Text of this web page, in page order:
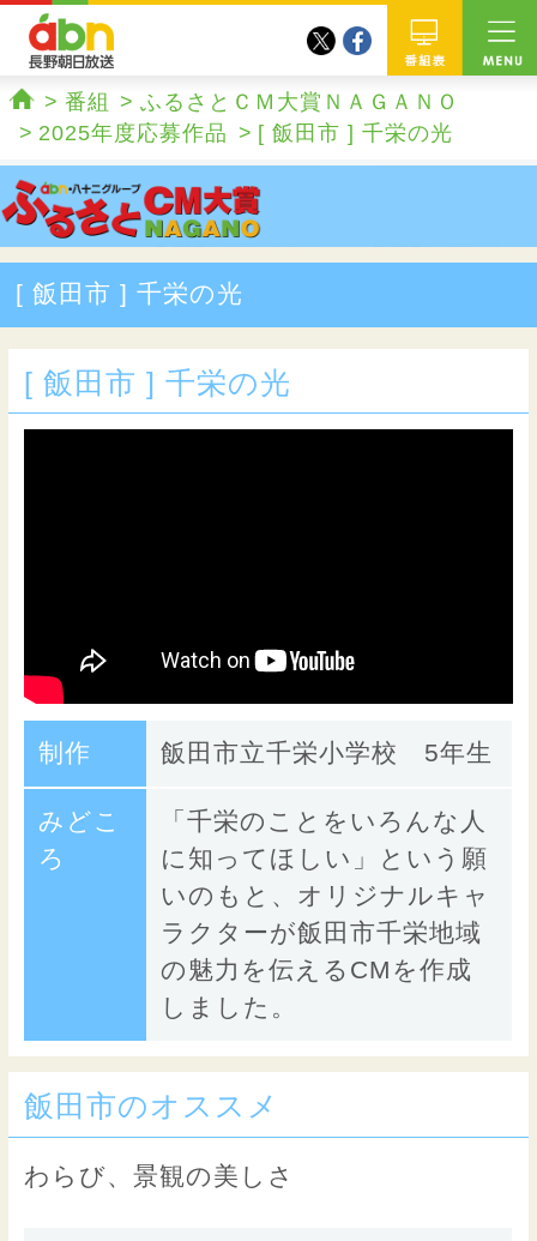
twitterfacebook
ホーム
番組
ふるさとＣＭ大賞ＮＡＧＡＮＯ
2025年度応募作品
[ 飯田市 ] 千栄の光
[ 飯田市 ] 千栄の光
[ 飯田市 ] 千栄の光
制作 飯田市立千栄小学校 5年生
みどこ
ろ
「千栄のことをいろんな人
に知ってほしい」という願
いのもと、オリジナルキャ
ラクターが飯田市千栄地域
の魅力を伝えるCMを作成
しました。
飯田市のオススメ
わらび、景観の美しさ